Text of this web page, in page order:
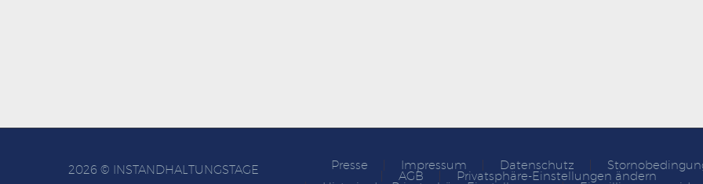
Presse Impressum Datenschutz
AGB
Privatsphäre-Einstellungen ändern
2026 © INSTANDHALTUNGSTAGE